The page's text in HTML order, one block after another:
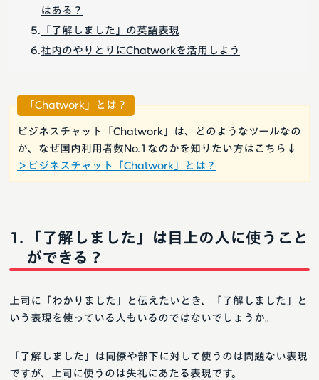
はある？
「了解しました」の英語表現
社内のやりとりにChatworkを活用しよう
「Chatwork」とは？
ビジネスチャット「Chatwork」は、どのようなツールなの
か、なぜ国内利用者数No.1なのかを知りたい方はこちら↓
＞ビジネスチャット「Chatwork」とは？
「了解しました」は目上の人に使うこと
ができる？
上司に「わかりました」と伝えたいとき、「了解しました」と
いう表現を使っている人もいるのではないでしょうか。
「了解しました」は同僚や部下に対して使うのは問題ない表現
ですが、上司に使うのは失礼にあたる表現です。